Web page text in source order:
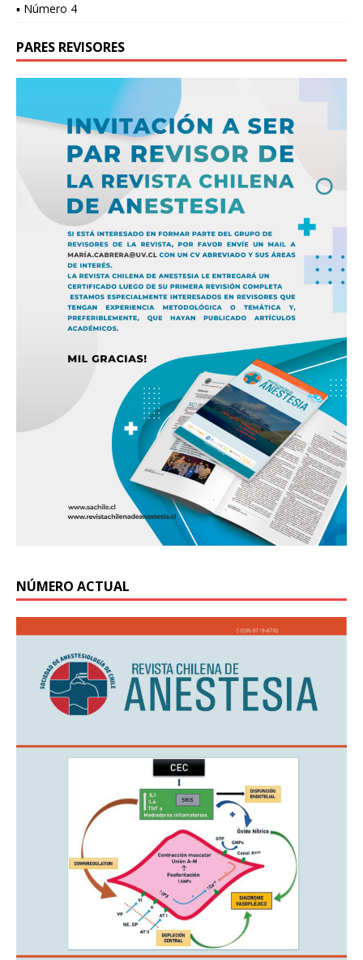
▪ Número 4
PARES REVISORES
NÚMERO ACTUAL